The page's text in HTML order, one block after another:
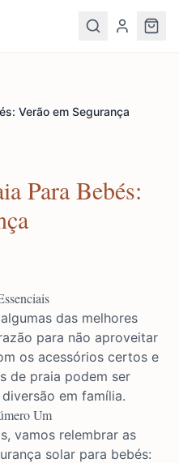
Verão em Segurança
Para Bebés:
das melhores
para não aproveitar
os acessórios certos e
de praia podem ser
em família.
Um
vamos relembrar as
solar para bebés: